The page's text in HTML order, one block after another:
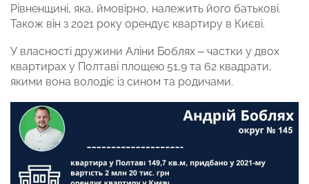
Рівненщині, яка, ймовірно, належить його батькові.
Також він з 2021 року орендує квартиру в Києві.
У власності дружини Аліни Боблях – частки у двох
квартирах у Полтаві площею 51,9 та 62 квадрати,
якими вона володіє із сином та родичами.